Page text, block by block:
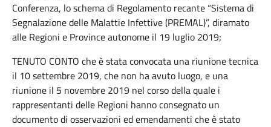
Conferenza, lo schema di Regolamento recante “Sistema di
Segnalazione delle Malattie Infettive (PREMAL)”, diramato
alle Regioni e Province autonome il 19 luglio 2019;
TENUTO CONTO che è stata convocata una riunione tecnica
il 10 settembre 2019, che non ha avuto luogo, e una
riunione il 5 novembre 2019 nel corso della quale i
rappresentanti delle Regioni hanno consegnato un
documento di osservazioni ed emendamenti che è stato